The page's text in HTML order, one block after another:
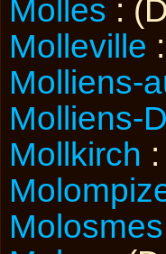
Molles :
Molleville
Molliens-
Molliens-
Mollkirch
Molosmes